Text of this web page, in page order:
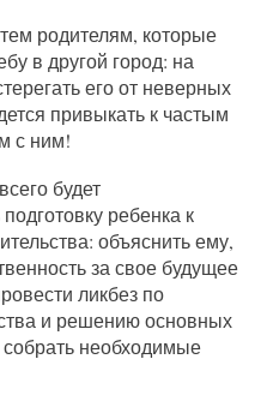
родителям, которые
в другой город: на
его от неверных
привыкать к частым
с ним!
будет
ребенка к
объяснить ему,
за свое будущее
ликбез по
и решению основных
необходимые